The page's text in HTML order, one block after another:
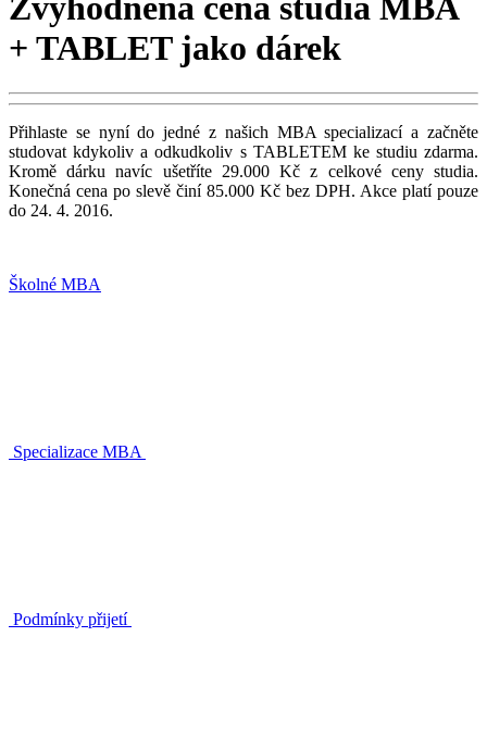
Zvýhodněná cena studia MBA
+ TABLET jako dárek
Přihlaste se nyní do jedné z našich MBA specializací a začněte
studovat kdykoliv a odkudkoliv s TABLETEM ke studiu zdarma.
Kromě dárku navíc ušetříte 29.000 Kč z celkové ceny studia.
Konečná cena po slevě činí 85.000 Kč bez DPH. Akce platí pouze
do 24. 4. 2016.
Školné MBA
Specializace MBA
Podmínky přijetí